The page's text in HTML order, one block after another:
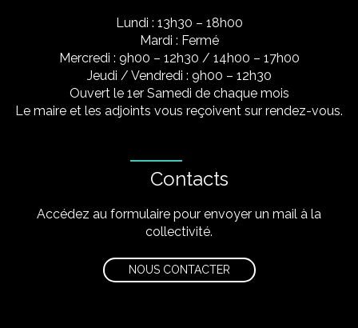
Lundi : 13h30 – 18h00
Mardi : Fermé
Mercredi : 9h00 – 12h30 / 14h00 – 17h00
Jeudi / Vendredi : 9h00 – 12h30
Ouvert le 1er Samedi de chaque mois
Le maire et les adjoints vous reçoivent sur rendez-vous.
Contacts
Accédez au formulaire pour envoyer un mail à la
collectivité.
NOUS CONTACTER